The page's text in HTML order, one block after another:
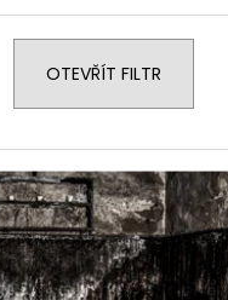
OTEVŘÍT FILTR